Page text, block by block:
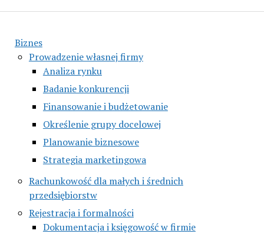
Biznes
Prowadzenie własnej firmy
Analiza rynku
Badanie konkurencji
Finansowanie i budżetowanie
Określenie grupy docelowej
Planowanie biznesowe
Strategia marketingowa
Rachunkowość dla małych i średnich
przedsiębiorstw
Rejestracja i formalności
Dokumentacja i księgowość w firmie